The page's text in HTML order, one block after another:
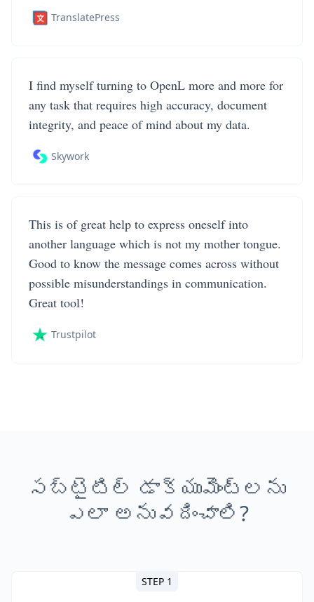
TranslatePress
I find myself turning to OpenL more and more for
any task that requires high accuracy, document
integrity, and peace of mind about my data.
Skywork
This is of great help to express oneself into
another language which is not my mother tongue.
Good to know the message comes across without
possible misunderstandings in communication.
Great tool!
Trustpilot
సబ్‌టైటిల్ డాక్యుమెంట్లను
ఎలా అనువదించాలి?
STEP 1